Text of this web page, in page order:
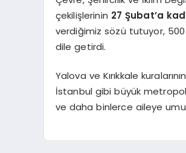
çekilişlerinin 27 Şubat’a
verdiğimiz sözü tutuyor, 500
dile getirdi.
Yalova ve Kırıkkale
İstanbul gibi büyük
ve daha binlerce aileye umut